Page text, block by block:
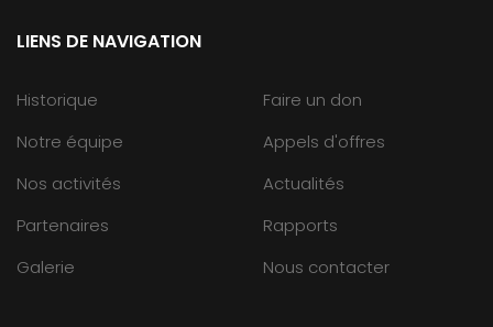
LIENS DE NAVIGATION
Historique
Notre équipe
Nos activités
Partenaires
Galerie
Faire un don
Appels d'offres
Actualités
Rapports
Nous contacter